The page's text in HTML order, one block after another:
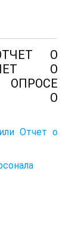
О
О
О
Отчет о